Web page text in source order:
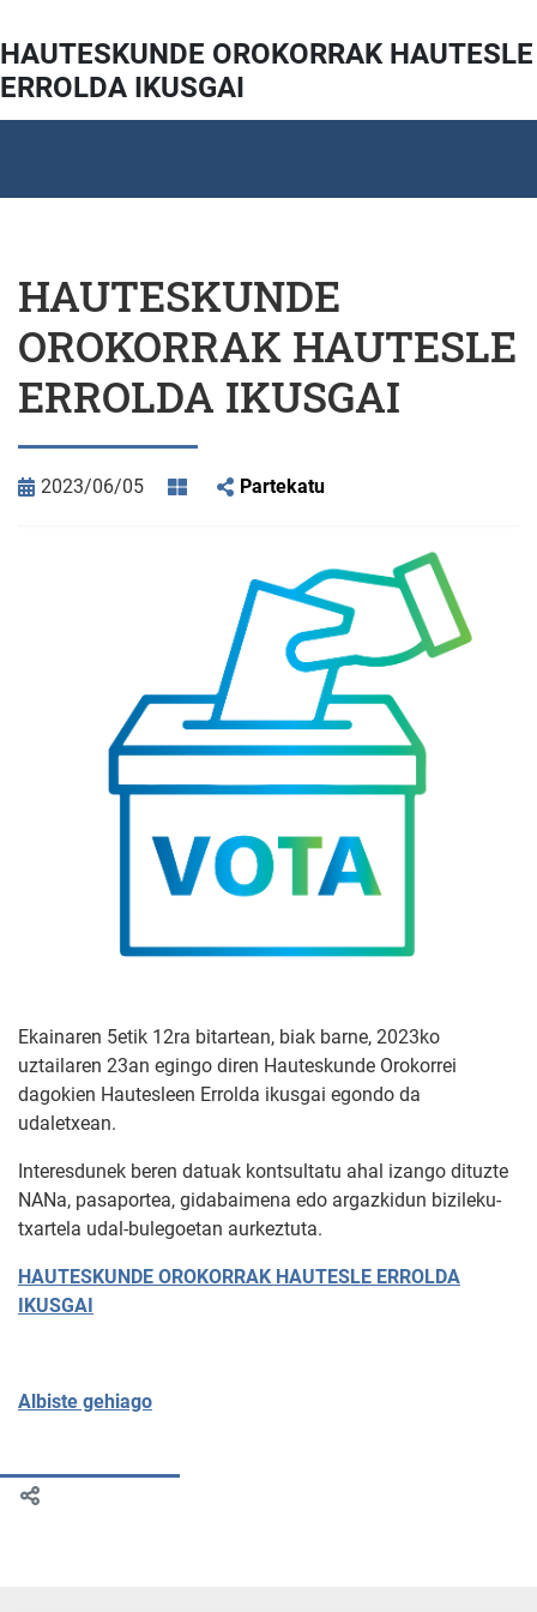
HAUTESKUNDE OROKORRAK HAUTESLE
ERROLDA IKUSGAI
HAUTESKUNDE
OROKORRAK HAUTESLE
ERROLDA IKUSGAI
2023/06/05 Partekatu
Ekainaren 5etik 12ra bitartean, biak barne, 2023ko
uztailaren 23an egingo diren Hauteskunde Orokorrei
dagokien Hautesleen Errolda ikusgai egondo da
udaletxean.
Interesdunek beren datuak kontsultatu ahal izango dituzte
NANa, pasaportea, gidabaimena edo argazkidun bizileku-
txartela udal-bulegoetan aurkeztuta.
HAUTESKUNDE OROKORRAK HAUTESLE ERROLDA
IKUSGAI
Albiste gehiago